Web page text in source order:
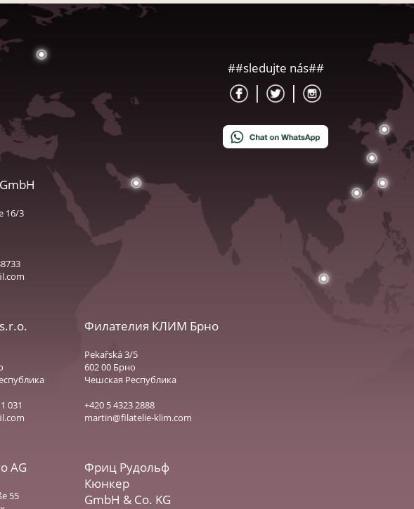
##sledujte nás##
| |
16/3
031
Филателия КЛИМ Брно
Pekařská 3/5
602 00 Брно
Чешская Республика
+420 5 4323 2888
martin@filatelie-klim.com
AG
55
Фриц Рудольф
Кюнкер
GmbH & Co. KG